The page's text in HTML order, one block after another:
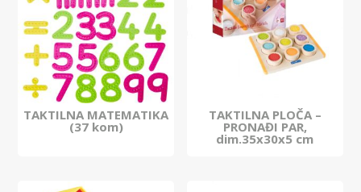
TAKTILNA MATEMATIKA
(37 kom)
TAKTILNA PLOČA –
PRONAĐI PAR,
dim.35x30x5 cm